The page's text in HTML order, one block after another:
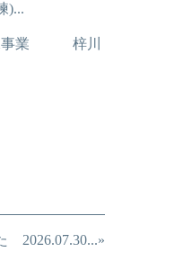
)...
水事業 梓川
2026.07.30...»